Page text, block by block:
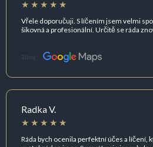
Vřele doporučuji. S líčením jsem velmi
šikovná a profesionální. Určitě se ráda
Zdroj:
Radka V.
Ráda bych ocenila perfektní účes a líčení,